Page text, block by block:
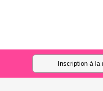
Inscription à la